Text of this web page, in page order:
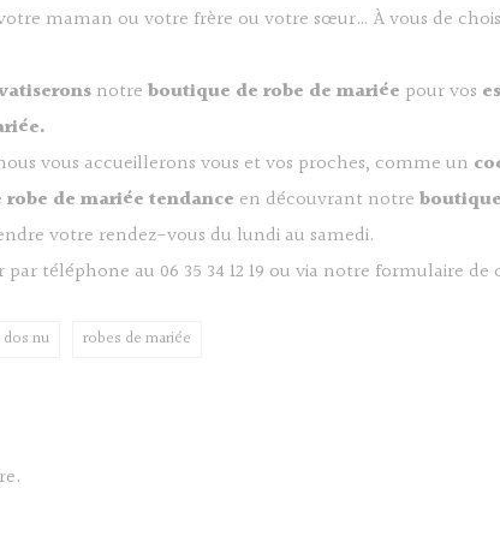
maman ou votre frère ou votre sœur… À vous de
notre boutique de robe de mariée pour vos
vous accueillerons vous et vos proches, comme un
robe de mariée tendance en découvrant notre boutique
votre rendez-vous du lundi au samedi.
téléphone au 06 35 34 12 19 ou via notre formulaire
nu robes de mariée